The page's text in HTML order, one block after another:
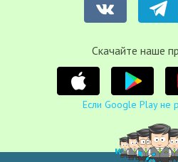
Cкачайте наше
Если Google Play не